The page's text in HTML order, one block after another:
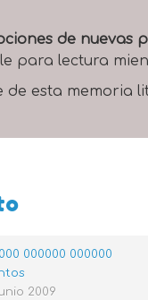
de nuevas
para lectura
esta memoria
000000 000000
2009